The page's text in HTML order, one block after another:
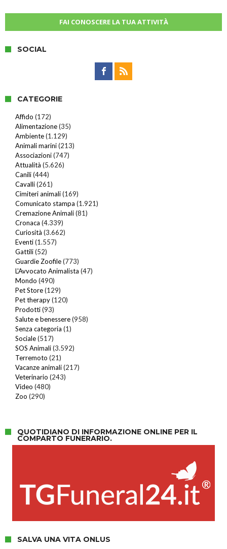
FAI CONOSCERE LA TUA ATTIVITÀ
SOCIAL
CATEGORIE
Affido (172)
Alimentazione(35)
Ambiente(1.129)
Animali marini(213)
Associazioni(747)
Attualità (5.626)
Canili(444)
Cavalli(261)
Cimiteri animali(169)
Comunicato stampa (1.921)
Cremazione Animali(81)
Cronaca (4.339)
Curiosità (3.662)
Eventi(1.557)
Gattili(52)
Guardie Zoofile(773)
L'Avvocato Animalista (47)
Mondo (490)
Pet Store(129)
Pet therapy(120)
Prodotti(93)
Salute e benessere(958)
Senza categoria (1)
Sociale(517)
SOS Animali(3.592)
Terremoto (21)
Vacanze animali(217)
Veterinario (243)
Video (480)
Zoo (290)
QUOTIDIANO DI INFORMAZIONE ONLINE PER IL
COMPARTO FUNERARIO.
SALVA UNA VITA ONLUS